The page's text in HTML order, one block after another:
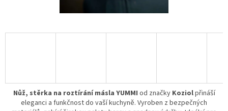
Nůž, stěrka na roztírání másla YUMMI od značky Koziolpřináší
eleganci a funkčnost do vaší kuchyně. Vyroben z bezpečných